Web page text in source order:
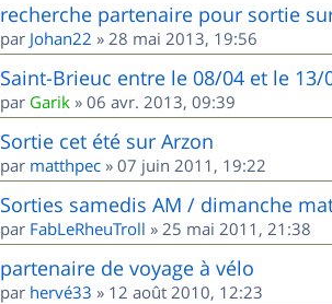
recherche partenaire pour sortie
par Johan22 » 28 mai 2013, 19:56
Saint-Brieuc entre le 08/04 et le 13/
par Garik » 06 avr. 2013, 09:39
Sortie cet été sur Arzon
par matthpec » 07 juin 2011, 19:22
Sorties samedis AM / dimanche
par FabLeRheuTroll » 25 mai 2011, 21:38
partenaire de voyage à vélo
par hervé33 » 12 août 2010, 12:23